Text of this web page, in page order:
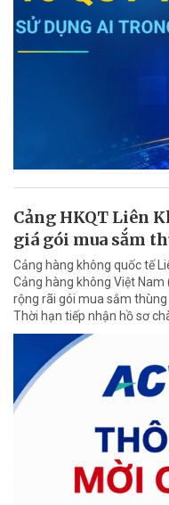
Cảng HKQT Liên
giá gói mua sắm
Cảng hàng không quốc tế
Cảng hàng không Việt
rộng rãi gói mua sắm
Thời hạn tiếp nhận hồ sơ